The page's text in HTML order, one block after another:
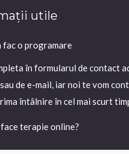
utile
fac o programare
în formularul de contact
de e-mail, iar noi te vom
întâlnire în cel mai scurt
terapie online?